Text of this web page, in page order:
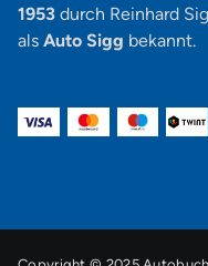
1953 durch Reinhard
als Auto Sigg bekannt.